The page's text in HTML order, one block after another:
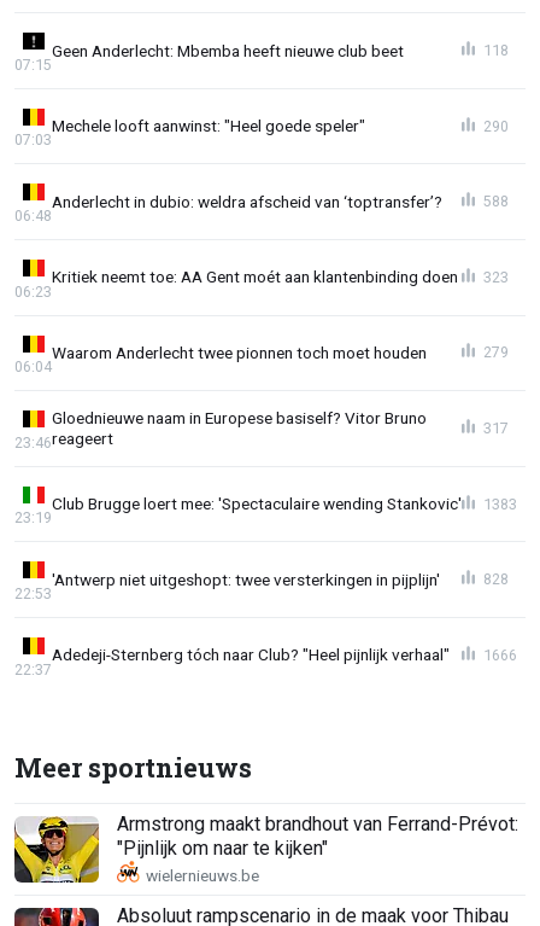
Geen Anderlecht: Mbemba heeft nieuwe club beet
07:15
118
Mechele looft aanwinst: "Heel goede speler"
07:03
290
Anderlecht in dubio: weldra afscheid van ‘toptransfer’?
06:48
588
Kritiek neemt toe: AA Gent moét aan klantenbinding doen
06:23
323
Waarom Anderlecht twee pionnen toch moet houden
06:04
279
Gloednieuwe naam in Europese basiself? Vitor Bruno
reageert
23:46
317
Club Brugge loert mee: 'Spectaculaire wending Stankovic'
23:19
1383
'Antwerp niet uitgeshopt: twee versterkingen in pijplijn'
22:53
828
Adedeji-Sternberg tóch naar Club? "Heel pijnlijk verhaal"
22:37
1666
Meer sportnieuws
Armstrong maakt brandhout van Ferrand-Prévot:
"Pijnlijk om naar te kijken"
Absoluut rampscenario in de maak voor Thibau